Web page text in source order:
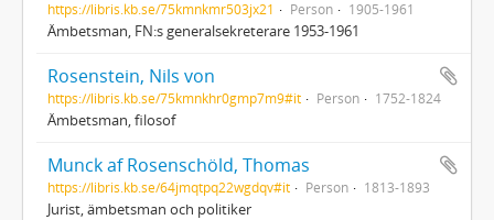
https://libris.kb.se/75kmnkmr503jx21 Person 1905-1961
Ämbetsman, FN:s generalsekreterare 1953-1961
Rosenstein, Nils von
https://libris.kb.se/75kmnkhr0gmp7m9#it Person 1752-1824
Ämbetsman, filosof
Munck af Rosenschöld, Thomas
https://libris.kb.se/64jmqtpq22wgdqv#it Person 1813-1893
Jurist, ämbetsman och politiker